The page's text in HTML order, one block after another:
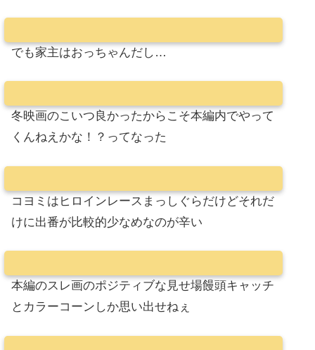
でも家主はおっちゃんだし…
冬映画のこいつ良かったからこそ本編内でやって
くんねえかな！？ってなった
コヨミはヒロインレースまっしぐらだけどそれだ
けに出番が比較的少なめなのが辛い
本編のスレ画のポジティブな見せ場饅頭キャッチ
とカラーコーンしか思い出せねぇ